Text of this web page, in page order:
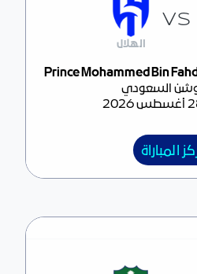
مركز المباراة
Prince Mohammed Bin
السعودي
2026
VS
الهلال
المباراة